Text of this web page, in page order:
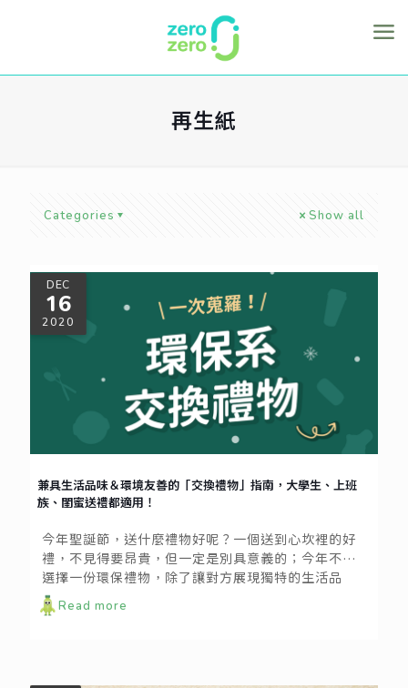
再生紙
Categories Show all
DEC
16
2020
兼具生活品味＆環境友善的「交換禮物」指南，大學生、上班
族、閨蜜送禮都適用！
今年聖誕節，送什麼禮物好呢？一個送到心坎裡的好
禮，不見得要昂貴，但一定是別具意義的；今年不妨
選擇一份環保禮物，除了讓對方展現獨特的生活品
味，更重要的是承載著友善環境的祝福！
Read more